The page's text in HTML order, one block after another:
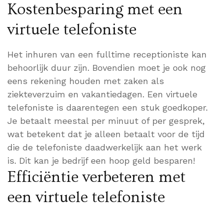
Kostenbesparing met een
virtuele telefoniste
Het inhuren van een fulltime receptioniste kan
behoorlijk duur zijn. Bovendien moet je ook nog
eens rekening houden met zaken als
ziekteverzuim en vakantiedagen. Een virtuele
telefoniste is daarentegen een stuk goedkoper.
Je betaalt meestal per minuut of per gesprek,
wat betekent dat je alleen betaalt voor de tijd
die de telefoniste daadwerkelijk aan het werk
is. Dit kan je bedrijf een hoop geld besparen!
Efficiëntie verbeteren met
een virtuele telefoniste